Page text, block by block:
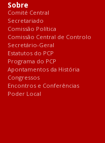
Sobre
Comité Central
Secretariado
Comissão Política
Comissão Central de Controlo
Secretário-Geral
Estatutos do PCP
Programa do PCP
Apontamentos da História
Congressos
Encontros e Conferências
Poder Local